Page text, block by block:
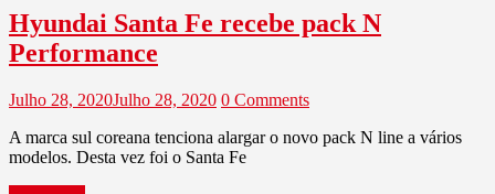
Hyundai Santa Fe recebe pack N
Performance
Julho 28, 2020Julho 28, 2020 0 Comments
A marca sul coreana tenciona alargar o novo pack N line a vários
modelos. Desta vez foi o Santa Fe